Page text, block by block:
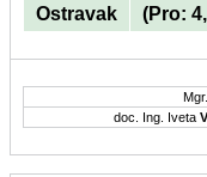
Ostravak (Pro:
doc. Ing. Iveta